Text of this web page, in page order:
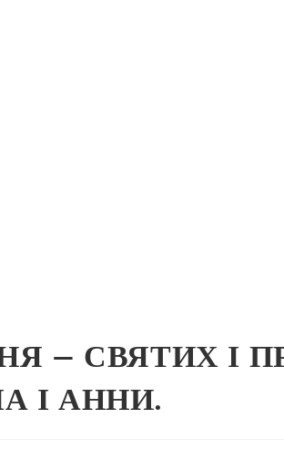
– СВЯТИХ І
І АННИ.